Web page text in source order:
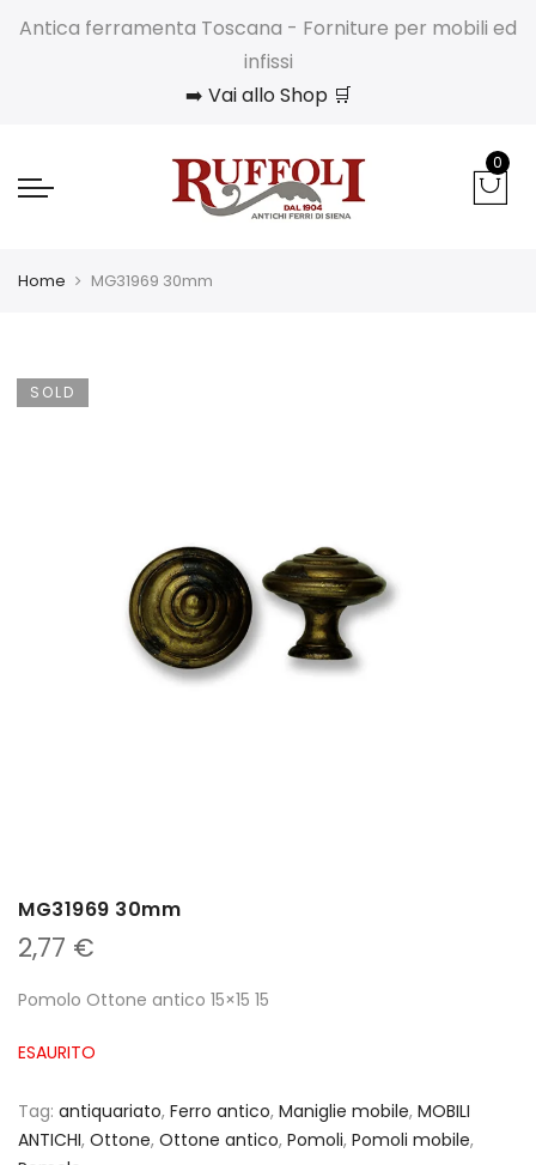
Antica ferramenta Toscana - Forniture per mobili ed
infissi
➡️ Vai allo Shop 🛒
0
Home MG31969 30mm
SOLD
MG31969 30mm
2,77 €
Pomolo Ottone antico 15×15 15
ESAURITO
Tag: antiquariato, Ferro antico, Maniglie mobile, MOBILI
ANTICHI, Ottone, Ottone antico, Pomoli, Pomoli mobile,